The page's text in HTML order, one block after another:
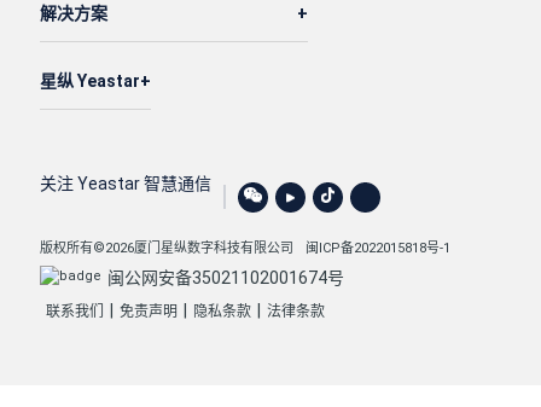
解决方案
星纵 Yeastar
关注 Yeastar 智慧通信
版权所有©2026厦门星纵数字科技有限公司 闽ICP备2022015818号-1
闽公网安备35021102001674号
联系我们 免责声明 隐私条款 法律条款